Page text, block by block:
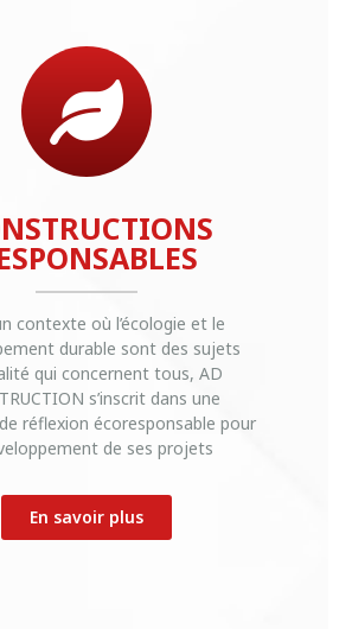
contexte où l’écologie et le
durable sont des sujets
qui concernent tous, AD
s’inscrit dans une
réflexion écoresponsable pour
de ses projets
En savoir plus